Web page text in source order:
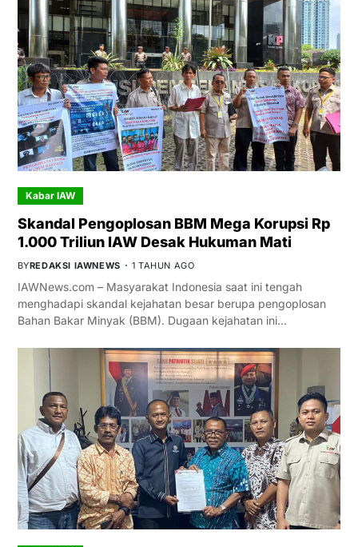
Kabar IAW
Skandal Pengoplosan BBM Mega Korupsi Rp
1.000 Triliun IAW Desak Hukuman Mati
BYREDAKSI IAWNEWS 1 TAHUN AGO
IAWNews.com – Masyarakat Indonesia saat ini tengah
menghadapi skandal kejahatan besar berupa pengoplosan
Bahan Bakar Minyak (BBM). Dugaan kejahatan ini…